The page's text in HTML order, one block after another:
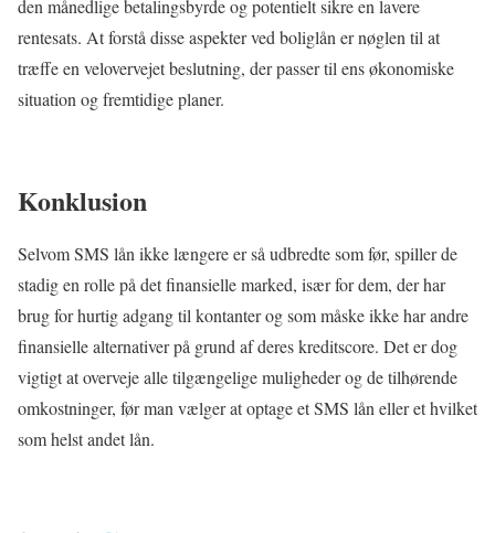
den månedlige betalingsbyrde og potentielt sikre en lavere
rentesats. At forstå disse aspekter ved boliglån er nøglen til at
træffe en velovervejet beslutning, der passer til ens økonomiske
situation og fremtidige planer.
Konklusion
Selvom SMS lån ikke længere er så udbredte som før, spiller de
stadig en rolle på det finansielle marked, især for dem, der har
brug for hurtig adgang til kontanter og som måske ikke har andre
finansielle alternativer på grund af deres kreditscore. Det er dog
vigtigt at overveje alle tilgængelige muligheder og de tilhørende
omkostninger, før man vælger at optage et SMS lån eller et hvilket
som helst andet lån.